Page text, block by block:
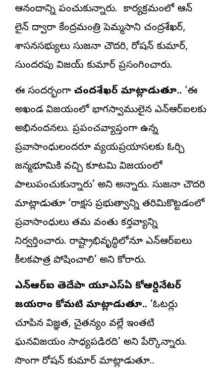
ఆనందాన్ని పంచుకున్నారు. కార్యక్రమంలో ఆన్‌
లైన్‌ ద్వారా కేంద్రమంత్రి పెమ్మసాని చంద్రశేఖర్‌,
శాసనసభ్యులు సుజనా చౌదరి, రోషన్‌ కుమార్‌,
సుందరపు విజయ్‌ కుమార్‌ ప్రసంగించారు.
ఈ సందర్భంగా చంద్రశేఖర్‌ మాట్లాడుతూ.. ‘ఈ
అఖండ విజయంలో భాగస్వాములైన ఎన్‌ఆర్‌ఐలకు
అభినందనలు. ప్రపంచవ్యాప్తంగా ఉన్న
ప్రవాసాంధ్రులందరూ వ్యయప్రయాసలకు ఓర్చి
జన్మభూమికి వచ్చి కూటమి విజయంలో
పాలుపంచుకున్నారు’ అని అన్నారు. సుజనా చౌదరి
మాట్లాడుతూ ‘రాక్షస ప్రభుత్వాన్ని తరిమికొట్టడంలో
ప్రవాసాంధ్రులు తమ వంతు కర్తవ్యాన్ని
నిర్వర్తించారు. రాష్ట్రాభివృద్ధిలోనూ ఎన్‌ఆర్‌ఐలు
కీలకపాత్ర పోషించాలి’ అని కోరారు.
ఎన్‌ఆర్‌ఐ తెదేపా యూఎస్‌ఏ కోఆర్డినేటర్‌
జయరాం కోమటి మాట్లాడుతూ.. ‘ఓటర్లు
చూపిన విజ్ఞత, చైతన్యం వల్లే ఇంతటి
ఘనవిజయం సాధ్యపడిరది’ అని పేర్కొన్నారు.
సొంగా రోషన్‌ కుమార్‌ మాట్లాడుతూ..